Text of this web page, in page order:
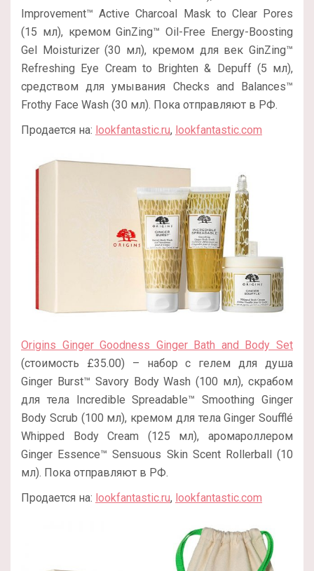
Improvement™ Active Charcoal Mask to Clear Pores
(15 мл), кремом GinZing™ Oil-Free Energy-Boosting
Gel Moisturizer (30 мл), кремом для век GinZing™
Refreshing Eye Cream to Brighten & Depuff (5 мл),
средством для умывания Checks and Balances™
Frothy Face Wash (30 мл). Пока отправляют в РФ.
Продается на: lookfantastic.ru, lookfantastic.com
Origins Ginger Goodness Ginger Bath and Body Set
(стоимость £35.00) – набор с гелем для душа
Ginger Burst™ Savory Body Wash (100 мл), скрабом
для тела Incredible Spreadable™ Smoothing Ginger
Body Scrub (100 мл), кремом для тела Ginger Soufflé
Whipped Body Cream (125 мл), аромароллером
Ginger Essence™ Sensuous Skin Scent Rollerball (10
мл). Пока отправляют в РФ.
Продается на: lookfantastic.ru, lookfantastic.com